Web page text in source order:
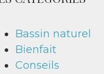
Bassin naturel
Bienfait
Conseils